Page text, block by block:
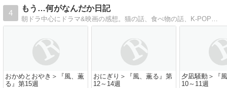
4
もう…何がなんだか日記
朝ドラ中心にドラマ&映画の感想。猫の話、食べ物の話、K-POP歌詞訳やイラストも載せてます。
おかめとおやき＞『風、薫
る』第15週
おにぎり＞『風、薫る』第
12～14週
夕凪騒動＞『
10～11週